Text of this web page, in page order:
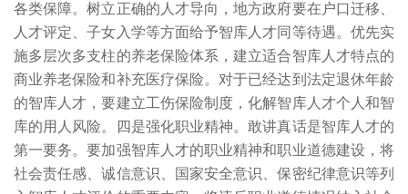
各类保障。树立正确的人才导向，地方政府要在户口迁移、
人才评定、子女入学等方面给予智库人才同等待遇。优先实
施多层次多支柱的养老保险体系，建立适合智库人才特点的
商业养老保险和补充医疗保险。对于已经达到法定退休年龄
的智库人才，要建立工伤保险制度，化解智库人才个人和智
库的用人风险。四是强化职业精神。敢讲真话是智库人才的
第一要务。要加强智库人才的职业精神和职业道德建设，将
社会责任感、诚信意识、国家安全意识、保密纪律意识等列